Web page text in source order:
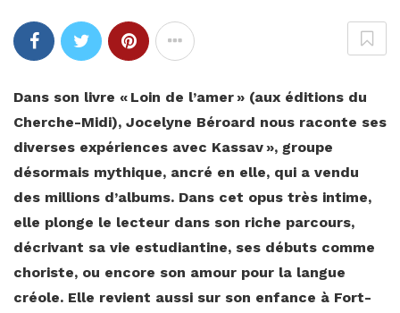
Dans son livre « Loin de l’amer » (aux éditions du
Cherche-Midi), Jocelyne Béroard nous raconte ses
diverses expériences avec Kassav », groupe
désormais mythique, ancré en elle, qui a vendu
des millions d’albums. Dans cet opus très intime,
elle plonge le lecteur dans son riche parcours,
décrivant sa vie estudiantine, ses débuts comme
choriste, ou encore son amour pour la langue
créole. Elle revient aussi sur son enfance à Fort-